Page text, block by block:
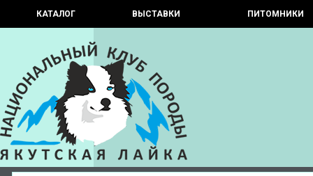
КАТАЛОГ ВЫСТАВКИ ПИТОМНИКИ